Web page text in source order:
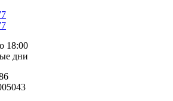
18:00
дни